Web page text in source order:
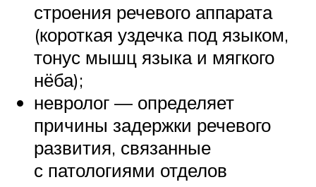
строения речевого аппарата
(короткая уздечка под языком,
тонус мышц языка и мягкого
нёба);
невролог — определяет
причины задержки речевого
развития, связанные
с патологиями отделов